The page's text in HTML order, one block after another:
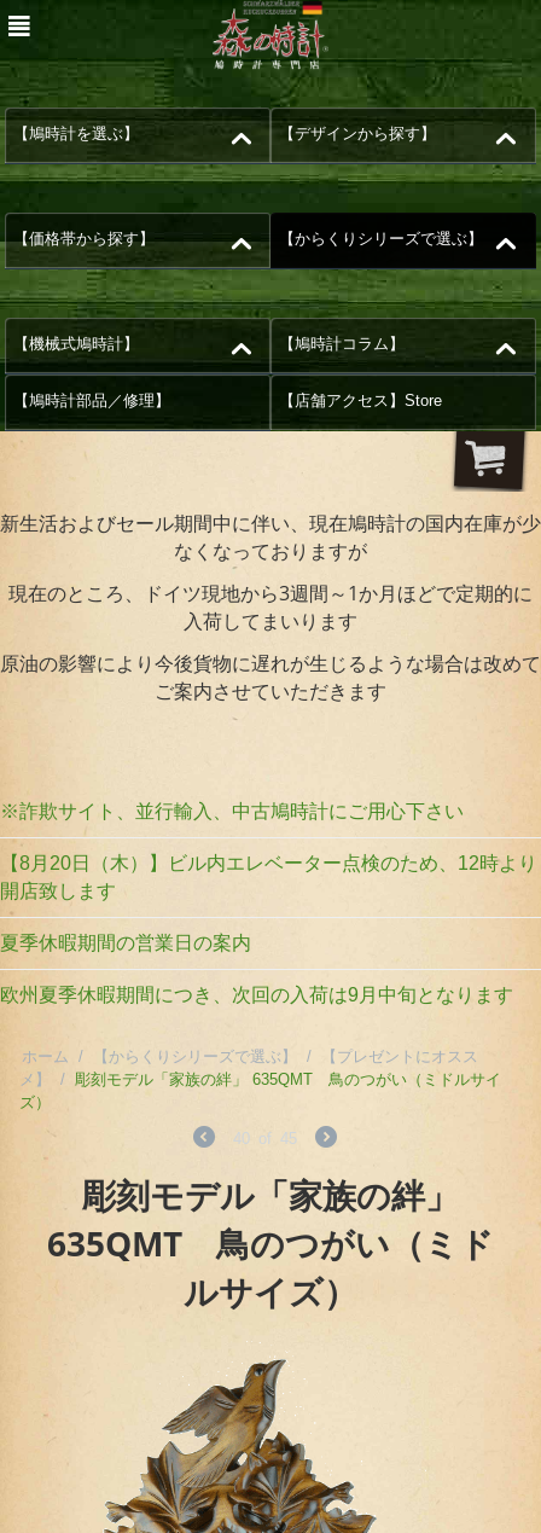
【鳩時計を選ぶ】 【デザインから探す】
【価格帯から探す】 【からくりシリーズで選ぶ】
【機械式鳩時計】 【鳩時計コラム】
【鳩時計部品／修理】 【店舗アクセス】Store
新生活およびセール期間中に伴い、現在鳩時計の国内在庫が少
なくなっておりますが
現在のところ、ドイツ現地から3週間～1か月ほどで定期的に
入荷してまいります
原油の影響により今後貨物に遅れが生じるような場合は改めて
ご案内させていただきます
※詐欺サイト、並行輸入、中古鳩時計にご用心下さい
【8月20日（木）】ビル内エレベーター点検のため、12時より
開店致します
夏季休暇期間の営業日の案内
欧州夏季休暇期間につき、次回の入荷は9月中旬となります
ホーム / 【からくりシリーズで選ぶ】 /
【プレゼントにオスス
メ】
/ 彫刻モデル「家族の絆」 635QMT 鳥のつがい（ミドルサイ
ズ）
40 of 45
彫刻モデル「家族の絆」
635QMT 鳥のつがい（ミド
ルサイズ）